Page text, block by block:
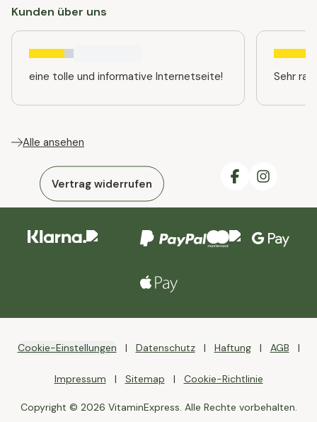
Kunden über uns
eine tolle und informative Internetseite! Sehr
Alle ansehen
Vertrag widerrufen
Cookie-Einstellungen Datenschutz Haftung AGB
Impressum Sitemap Cookie-Richtlinie
Copyright © 2026 VitaminExpress. Alle Rechte vorbehalten.